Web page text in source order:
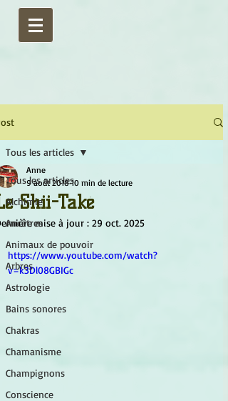
Tous les articles
Alchimie
Ancêtres
Animaux de pouvoir
Arbres
Astrologie
Bains sonores
Chakras
Chamanisme
Champignons
Conscience
Tous les articles
Shii-Také
Anne
9 août 2018 10 min de lecture
mise à jour : 29 oct. 2025
https://www.youtube.com/watch?
v=k3Dl08GBIGc